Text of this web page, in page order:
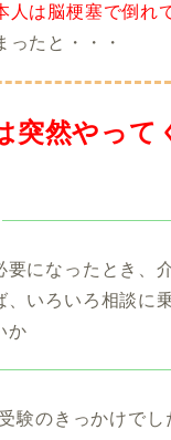
人は脳梗塞で倒れ
ったと・・・
突然やって
要になったとき、
、いろいろ相談に
か
験のきっかけでし